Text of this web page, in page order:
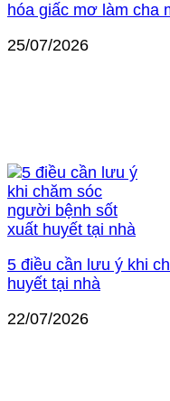
hóa giấc mơ làm cha
25/07/2026
5 điều cần lưu ý khi
huyết tại nhà
22/07/2026